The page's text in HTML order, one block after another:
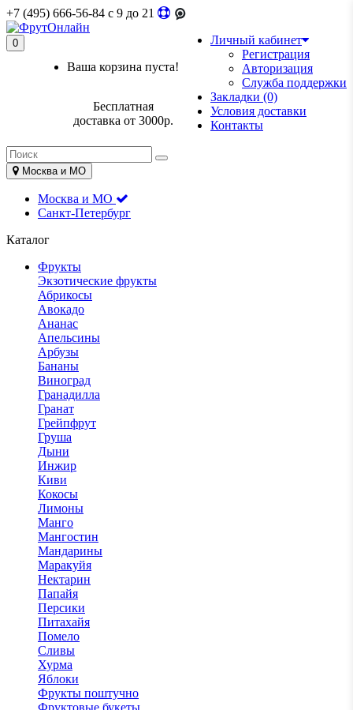
+7 (495) 666-56-84 c 9 до 21
Личный кабинет
Регистрация
Авторизация
Служба поддержки
Закладки (0)
Условия доставки
Контакты
0
Ваша корзина пуста!
Бесплатная
доставка от 3000р.
Москва и МО
Москва и МО
Санкт-Петербург
Каталог
Фрукты
Экзотические фрукты
Абрикосы
Авокадо
Ананас
Апельсины
Арбузы
Бананы
Виноград
Гранадилла
Гранат
Грейпфрут
Груша
Дыни
Инжир
Киви
Кокосы
Лимоны
Манго
Мангостин
Мандарины
Маракуйя
Нектарин
Папайя
Персики
Питахайя
Помело
Сливы
Хурма
Яблоки
Фрукты поштучно